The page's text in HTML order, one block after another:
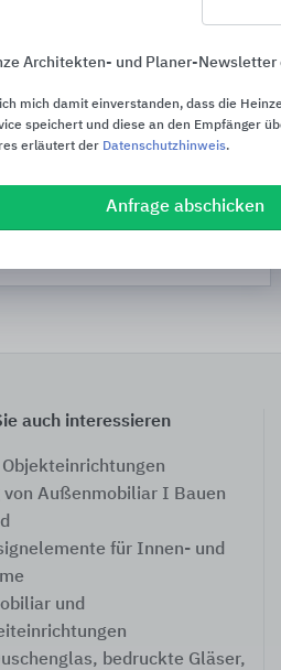
Deutschland
auch interessieren
Objekteinrichtungen
von Außenmobiliar I Bauen
für Innen- und
und
bedruckte Gläser,
Architekten- und Planer-Newsletter
mich damit einverstanden, dass die
speichert und diese an den Empfänger
erläutert der Datenschutzhinweis.
Anfrage abschicken